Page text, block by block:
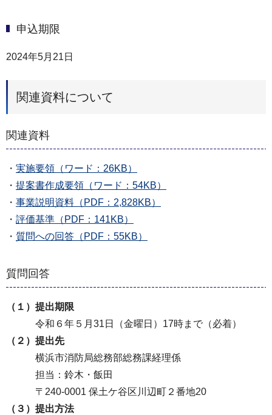
申込期限
2024年5月21日
関連資料について
関連資料
・ 実施要領（ワード：26KB）
・ 提案書作成要領（ワード：54KB）
・ 事業説明資料（PDF：2,828KB）
・ 評価基準（PDF：141KB）
・ 質問への回答（PDF：55KB）
質問回答
（１）提出期限
令和６年５月31日（金曜日）17時まで（必着）
（２）提出先
横浜市消防局総務部総務課経理係
担当：鈴木・飯田
〒240-0001 保土ケ谷区川辺町２番地20
（３）提出方法